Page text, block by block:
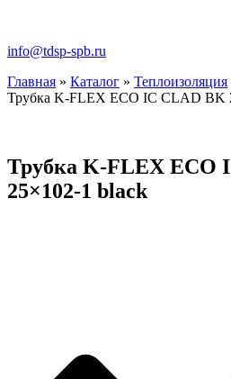
info@tdsp-spb.ru
Главная » Каталог » Теплоизоляция
Трубка K-FLEX ECO IC CLAD BK
Трубка K-FLEX ECO
25×102-1 black